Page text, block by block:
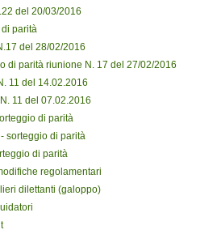
del 20/03/2016
di parità
del 28/02/2016
di parità riunione N. 17 del 27/02/2016
11 del 14.02.2016
11 del 07.02.2016
di parità
sorteggio di parità
di parità
regolamentari
dilettanti (galoppo)